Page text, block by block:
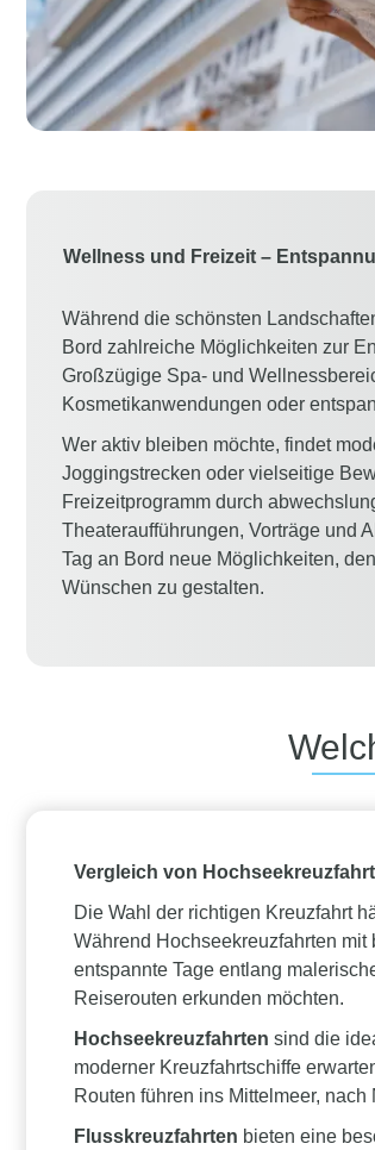
Wellness und Freizeit –
Während die schönsten
Bord zahlreiche Möglichkeiten zur
Großzügige Spa- und
Kosmetikanwendungen oder
Wer aktiv bleiben möchte, findet
Joggingstrecken oder vielseitige
Freizeitprogramm durch
Theateraufführungen, Vorträge und
Tag an Bord neue Möglichkeiten,
Wünschen zu gestalten.
Vergleich von
Die Wahl der richtigen Kreuzfahrt
Während Hochseekreuzfahrten
entspannte Tage entlang
Reiserouten erkunden möchten.
Hochseekreuzfahrten sind die
moderner Kreuzfahrtschiffe
Routen führen ins Mittelmeer,
Flusskreuzfahrten bieten eine